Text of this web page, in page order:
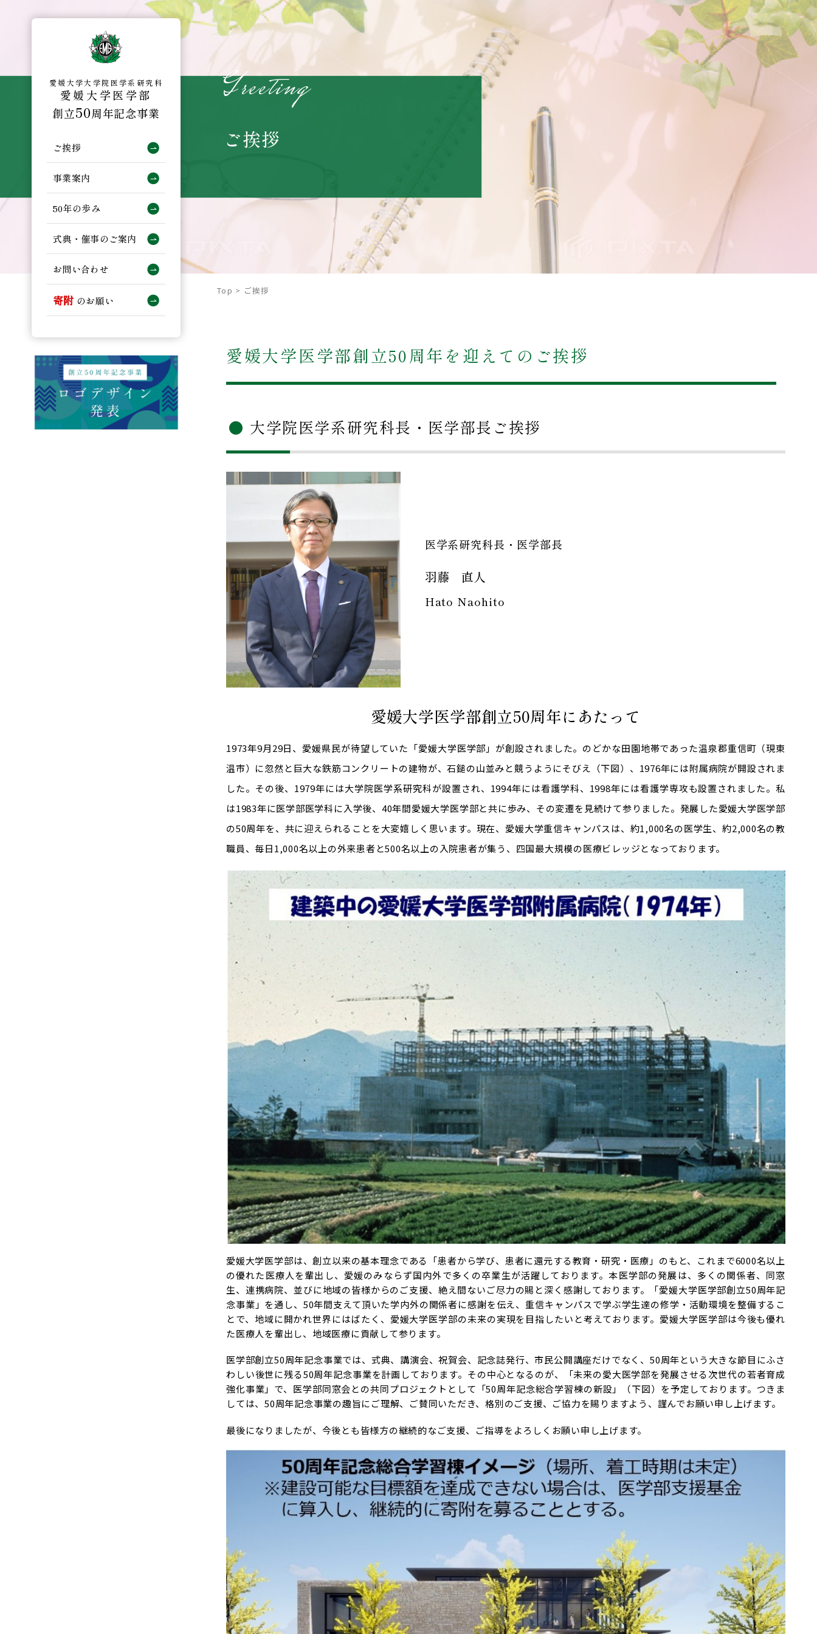
愛媛大学大学院医学系研究科
愛媛大学医学部
創立50周年記念事業
ご挨拶
事業案内
50年の歩み
式典・催事のご案内
お問い合わせ
寄附 のお願い
Greeting
ご挨拶
Top > ご挨拶
愛媛大学医学部創立50周年を迎えてのご挨拶
大学院医学系研究科長・医学部長ご挨拶
医学系研究科長・医学部長
羽藤 直人
Hato Naohito
愛媛大学医学部創立50周年にあたって
1973年9月29日、愛媛県民が待望していた「愛媛大学医学部」が創設されました。のどかな田園地帯であった温泉郡重信町（現東
温市）に忽然と巨大な鉄筋コンクリートの建物が、石鎚の山並みと競うようにそびえ（下図）、1976年には附属病院が開設されま
した。その後、1979年には大学院医学系研究科が設置され、1994年には看護学科、1998年には看護学専攻も設置されました。私
は1983年に医学部医学科に入学後、40年間愛媛大学医学部と共に歩み、その変遷を見続けて参りました。発展した愛媛大学医学部
の50周年を、共に迎えられることを大変嬉しく思います。現在、愛媛大学重信キャンパスは、約1,000名の医学生、約2,000名の教
職員、毎日1,000名以上の外来患者と500名以上の入院患者が集う、四国最大規模の医療ビレッジとなっております。
愛媛大学医学部は、創立以来の基本理念である「患者から学び、患者に還元する教育・研究・医療」のもと、これまで6000名以上
の優れた医療人を輩出し、愛媛のみならず国内外で多くの卒業生が活躍しております。本医学部の発展は、多くの関係者、同窓
生、連携病院、並びに地域の皆様からのご支援、絶え間ないご尽力の賜と深く感謝しております。「愛媛大学医学部創立50周年記
念事業」を通し、50年間支えて頂いた学内外の関係者に感謝を伝え、重信キャンパスで学ぶ学生達の修学・活動環境を整備するこ
とで、地域に開かれ世界にはばたく、愛媛大学医学部の未来の実現を目指したいと考えております。愛媛大学医学部は今後も優れ
た医療人を輩出し、地域医療に貢献して参ります。
医学部創立50周年記念事業では、式典、講演会、祝賀会、記念誌発行、市民公開講座だけでなく、50周年という大きな節目にふさ
わしい後世に残る50周年記念事業を計画しております。その中心となるのが、「未来の愛大医学部を発展させる次世代の若者育成
強化事業」で、医学部同窓会との共同プロジェクトとして「50周年記念総合学習棟の新設」（下図）を予定しております。つきま
しては、50周年記念事業の趣旨にご理解、ご賛同いただき、格別のご支援、ご協力を賜りますよう、謹んでお願い申し上げます。
最後になりましたが、今後とも皆様方の継続的なご支援、ご指導をよろしくお願い申し上げます。